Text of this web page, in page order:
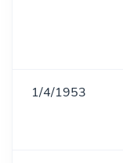
1/4/1953